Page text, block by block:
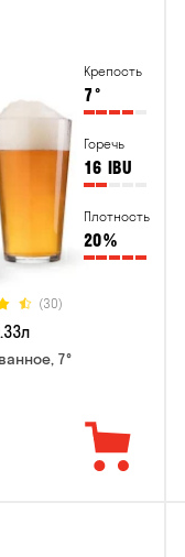
Крепость
7°
Горечь
16 IBU
Плотность
20%
(30)
7°